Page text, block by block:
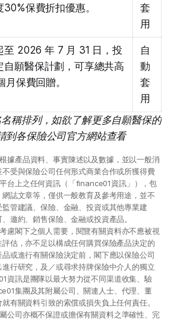
30%保費折扣優惠。
套
用
至 2026 年 7 月 31 日，投
自願醫保計劃，可享總共高
月保費回贈。
自
動
套
用
稱排列，如欲了解更多自願醫保的
到各保險公司官方網站查看
據產品資料、事實陳述以及數據，並以一般消
受與保險公司任何形式商業合作或所獲得費
台上之任何資訊（「finance01資訊」），包
誌文章等，僅供一般教育及參考用途，並不
管建議、保險、金融、投資或其他專業建
邀約、銷售保險、金融或投資產品。
慮閣下之個人需要，閱覽有關資料亦不應被視
估，亦不足以構成任何購買保險產品決定的
或進行有關保險決定前，閣下應以保險公司
行研究，及／或尋求持牌保險中介人的獨立
資訊是團隊以最大努力從不同渠道收集、驗
集團及其附屬公司、關連人士、代理、董
有關資料引致的索償或損失負上任何責任。
公司亦概不保證或擔保有關資料之準確性、完